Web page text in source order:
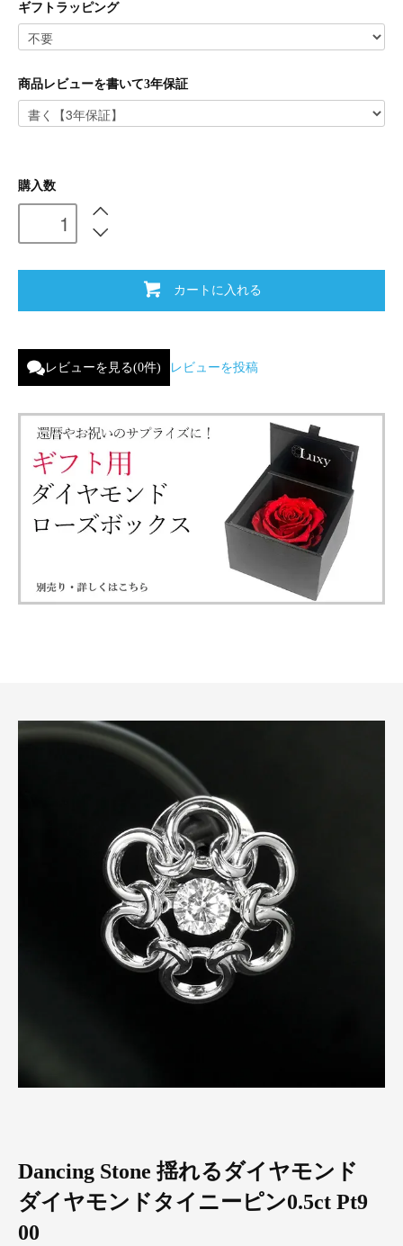
ギフトラッピング
商品レビューを書いて3年保証
購入数
カートに入れる
レビューを見る(0件) レビューを投稿
Dancing Stone 揺れるダイヤモンド
ダイヤモンドタイニーピン0.5ct Pt9
00